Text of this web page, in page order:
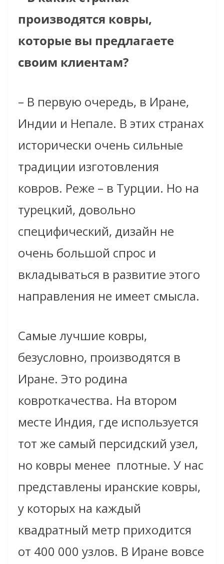
производятся ковры,
которые вы предлагаете
своим клиентам?
– В первую очередь, в Иране,
Индии и Непале. В этих странах
исторически очень сильные
традиции изготовления
ковров. Реже – в Турции. Но на
турецкий, довольно
специфический, дизайн не
очень большой спрос и
вкладываться в развитие этого
направления не имеет смысла.
Самые лучшие ковры,
безусловно, производятся в
Иране. Это родина
ковроткачества. На втором
месте Индия, где используется
тот же самый персидский узел,
но ковры менее плотные. У нас
представлены иранские ковры,
у которых на каждый
квадратный метр приходится
от 400 000 узлов. В Иране вовсе